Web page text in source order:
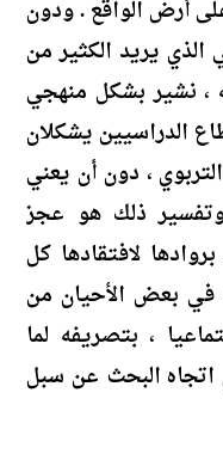
أرض الواقع . ودون
الذي يريد الكثير من
، نشير بشكل منهجي
الدراسيين يشكلان
، دون أن يعني
ذلك هو عجز
لافتقادها كل
في بعض الأحيان من
، بتصريفه لما
البحث عن سبل